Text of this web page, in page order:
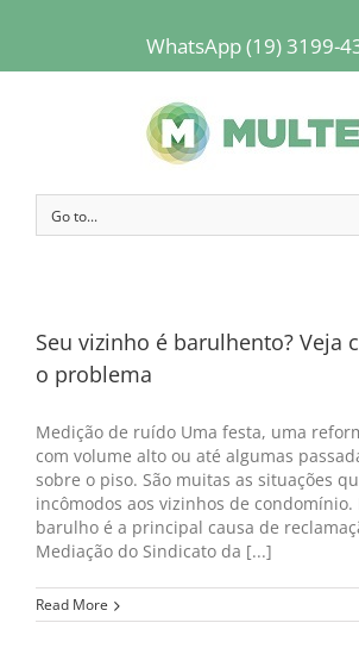
WhatsApp (19) 3199-
Go to...
Seu vizinho é barulhento? Veja
o problema
Medição de ruído Uma festa, uma
com volume alto ou até algumas
sobre o piso. São muitas as situações
incômodos aos vizinhos de condomínio.
barulho é a principal causa de
Mediação do Sindicato da [...]
Read More